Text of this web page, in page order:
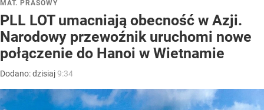
MAT. PRASOWY
PLL LOT umacniają obecność w Azji.
Narodowy przewoźnik uruchomi nowe
połączenie do Hanoi w Wietnamie
Dodano:dzisiaj9:34